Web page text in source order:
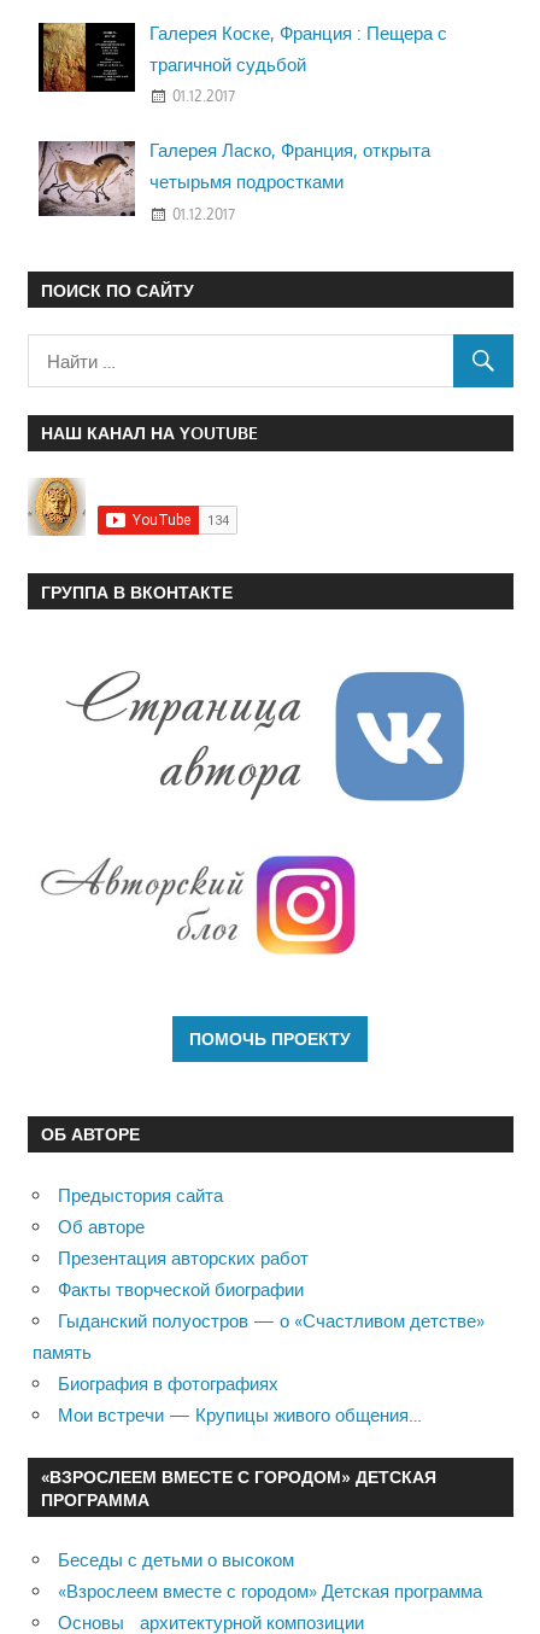
Галерея Коске, Франция : Пещера с
трагичной судьбой
01.12.2017
Галерея Ласко, Франция, открыта
четырьмя подростками
01.12.2017
ПОИСК ПО САЙТУ
НАШ КАНАЛ НА YOUTUBE
ГРУППА В ВКОНТАКТЕ
ОБ АВТОРЕ
Предыстория сайта
Об авторе
Презентация авторских работ
Факты творческой биографии
Гыданский полуостров — о «Счастливом детстве»
память
Биография в фотографиях
Мои встречи — Крупицы живого общения…
«ВЗРОСЛЕЕМ ВМЕСТЕ С ГОРОДОМ» ДЕТСКАЯ
ПРОГРАММА
Беседы с детьми о высоком
«Взрослеем вместе с городом» Детская программа
Основы архитектурной композиции